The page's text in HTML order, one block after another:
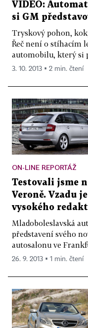
VIDEO:
si GM
Tryskový pohon,
Řeč není o stíhacím
automobilu, který si
3. 10. 2013 ▪ 2 min. čtení
ON-LINE REPORTÁŽ
Testovali jsme
Veroně. Vzadu
vysokého
Mladoboleslavská
představení svého
autosalonu ve
26. 9. 2013 ▪ 1 min. čtení